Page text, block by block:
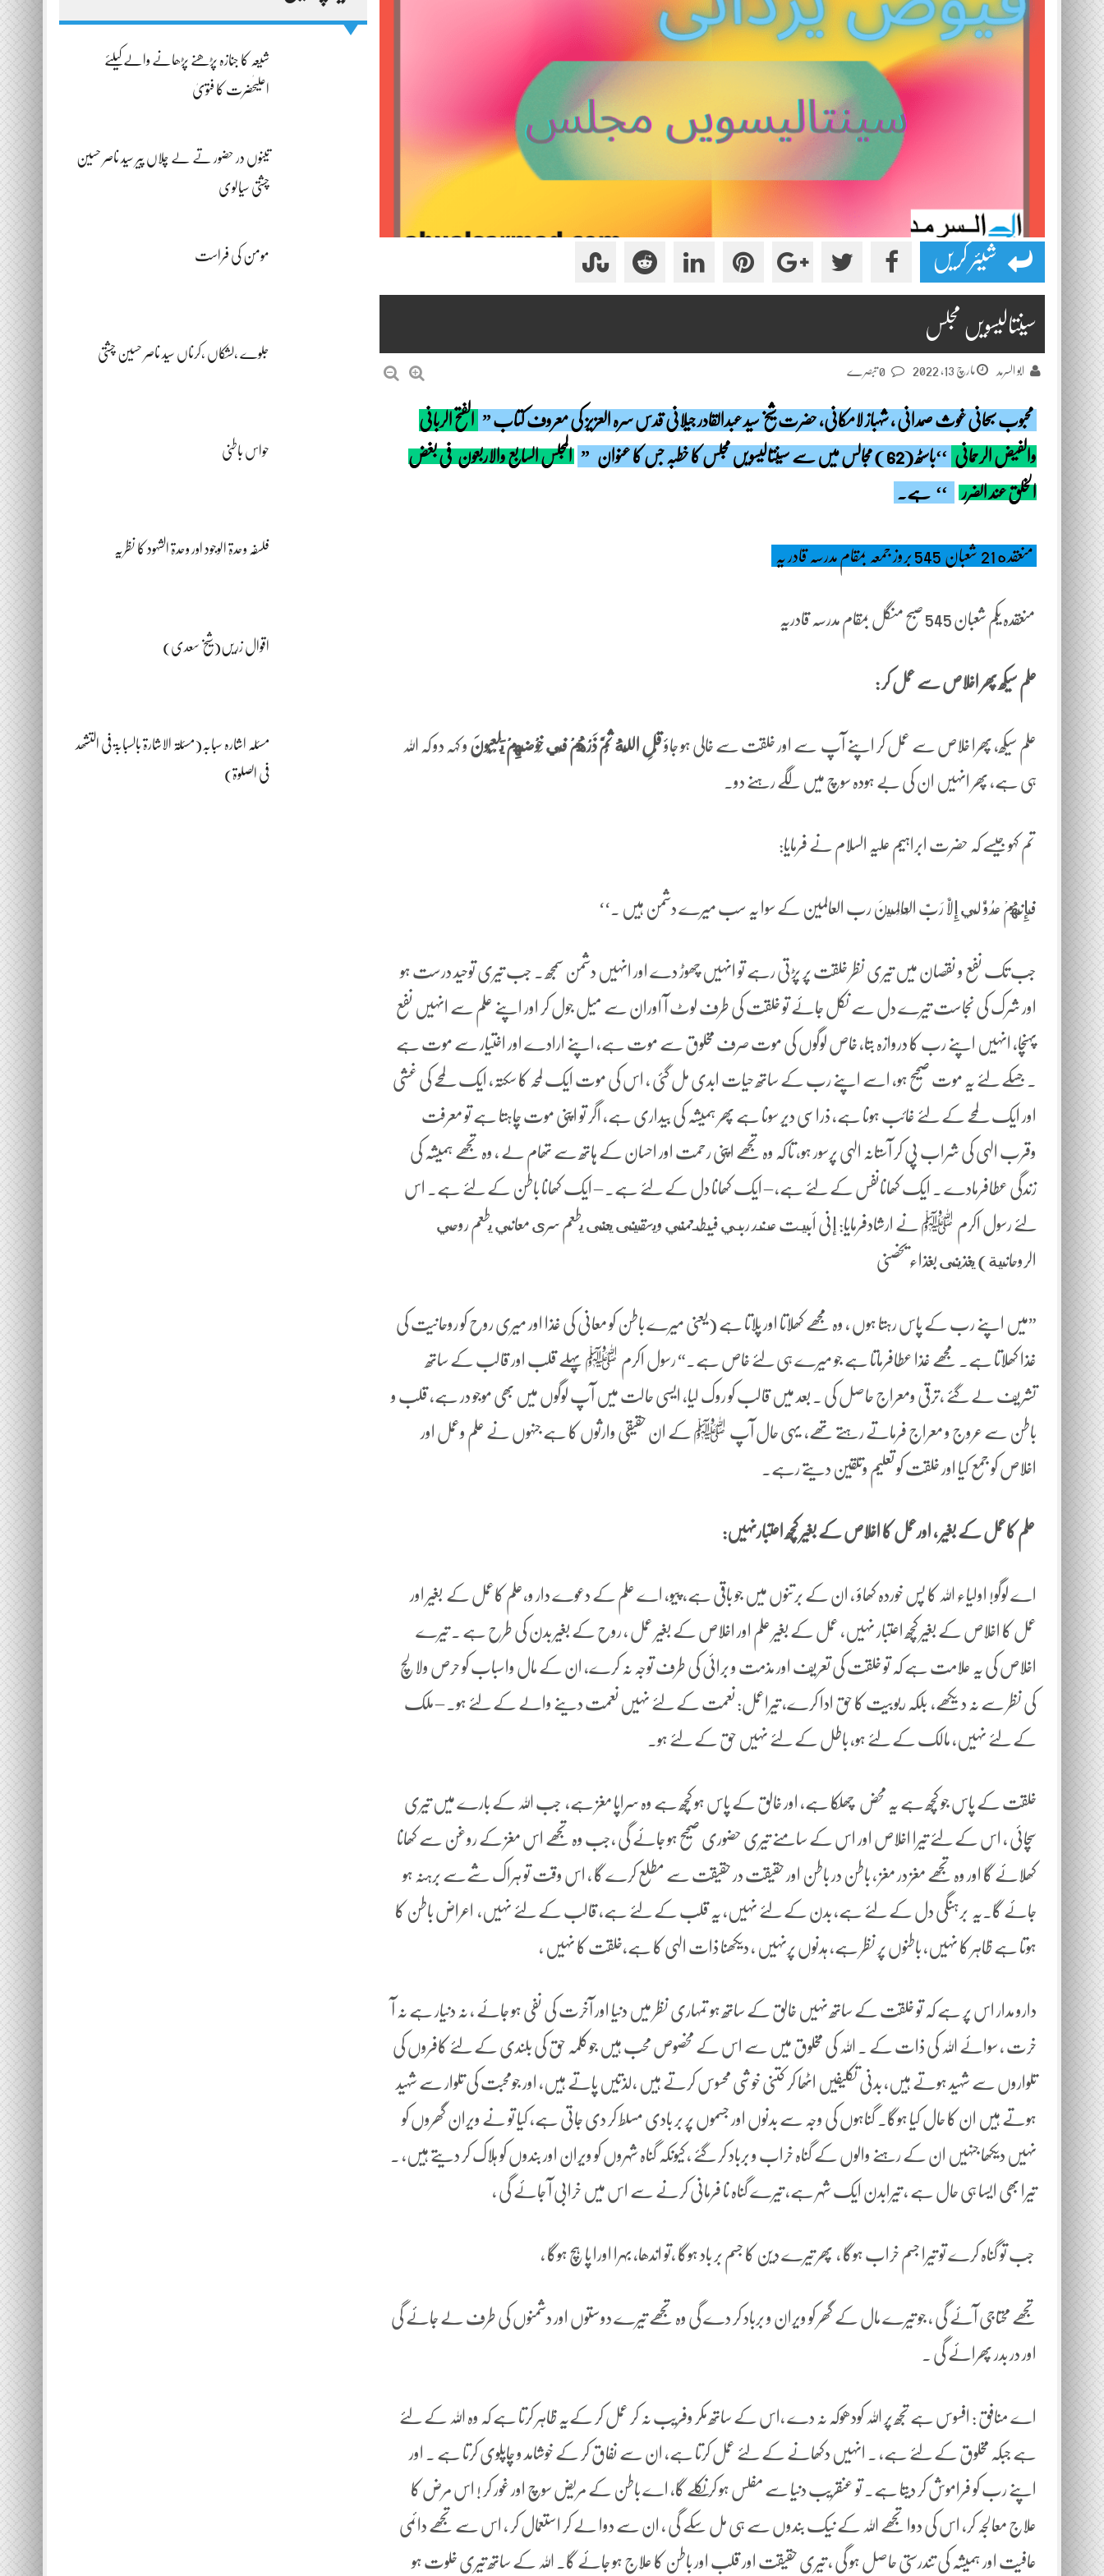
شیعہ کا جنازہ پڑھنے پڑھانے والےکیلئے
اعلیٰحضرت کا فتویٰ
تینوں در حضور تے لے چلاں پیر سید ناصر حسین
چشتی سیالوی
مومن کی فراست
جلوے ،لشکاں ،کرناں سید ناصر حسین چشتی
حواس باطنی
فلسفہ وحدۃ الوجود اور وحدۃ الشہود کا نظریہ
اقوال زریں(شیخ سعدی)
مسئلہ اشارہ سبابہ(مسئلۃ الاشارۃ بالسبابۃ فی التشھد
فی الصلوۃ)
شیئر کریں
سینتالیسویں مجلس
ابو السرمد مارچ 13, 2022
محبوب سبحانی غوث صمدانی ، شہباز لامکانی، حضرت شیخ سید عبدالقادر جیلانی قدس سرہ العزیز کی معروف کتاب ” الفتح الربانی
والفیض الرحمانی ‘‘باسٹھ (62 ) مجالس میں سے سینتالیسویں مجلس کا خطبہ جس کا عنوان ” المجلس السابع والاربعون فی بغض
الخلق عند الضرر ‘‘ ہے۔
منعقده 21 شعبان 545 بروز جمعہ بمقام مدرسہ قادر یہ
منعقدہ یکم شعبان 545 صبح منگل بمقام مدرسہ قادریہ
علم سیکھ پھر اخلاص سے عمل کر :
علم سیکھ، پھرا خلاص سے عمل کر اپنے آپ سے اور خلقت سے خالی ہو جاؤقُلِ اللَّهُ ثُمَّ ذَرْهُمْ فِي ‌خَوْضِهِمْ يَلْعَبُونَ و کہہ دو کہ اللہ
ہی ہے، پھر انہیں ان کی بے ہودہ سوچ میں لگے رہنے دو۔
تم کہو جیسے کہ حضرت ابراہیم علیہ السلام نے فرمایا:
فَإِنَّهُمْ ‌عَدُوٌّ ‌لِي إِلَّا رَبَّ الْعَالَمِينَ رب العالمین کے سوا یہ سب میرے دشمن ہیں ۔‘‘
جب تک نفع و نقصان میں تیری نظر خلقت پر پڑتی رہے تو انہیں چھوڑ دے اور انہیں دشمن سمجھ ۔ جب تیری توحید درست ہو
اور شرک کی نجاست تیرے دل سے نکل جائے تو خلقت کی طرف لوٹ آ اوران سے میل جول کر اور اپنے علم سے انہیں نفع
پہنچا، انہیں اپنے رب کا دروازہ بتا، خاص لوگوں کی موت صرف مخلوق سے موت ہے، اپنے ارادے اور اختیار سے موت ہے
۔جسکے لئے یہ موت صحیح ہو، اسے اپنے رب کے ساتھ حیات ابدی مل گئی ، اس کی موت ایک لمحہ کا سکتہ، ایک لمحے کی غشی
اور ایک لمحے کے لئے غائب ہونا ہے، ذراسی دیر سونا ہے پھر ہمیشہ کی بیداری ہے، اگر تو اپنی موت چاہتا ہے تو معرفت
وقرب الہی کی شراب پی کر آستانہ الہی پرسور ہو، تا کہ وہ تجھے اپنی رحمت اور احسان کے ہاتھ سے تھام لے ، وہ تجھے ہمیشہ کی
زندگی عطافرمادے ۔ ایک کھانانفس کے لئے ہے، – ایک کھانا دل کے لئے ہے۔ – ایک کھانا باطن کے لئے ہے۔ اس
لئے رسول اکرم ﷺ نے ارشادفرمایا: إنی أبيـت عـنـد ربـي فیـطـعمني ويسقينى يعنى يطعم سرى معاني يطعم روحي
الروحانية) يغذينى بغذاء یخصنی
”میں اپنے رب کے پاس رہتا ہوں ، وہ مجھے کھلاتا اور پلاتا ہے (یعنی میرے باطن کو معانی کی غذا اور میری روح کو روحانیت کی
غذا کھلاتا ہے۔ مجھے غذا عطافرماتا ہے جو میرے ہی لئے خاص ہے۔“ رسول اکرم ﷺ پہلے قلب اور قالب کے ساتھ
تشریف لے گئے ،ترقی ومعراج حاصل کی ۔ بعد میں قالب کو روک لیا، ایسی حالت میں آپ لوگوں میں بھی موجو در ہے، قلب و
باطن سے عروج و معراج فرماتے رہتے تھے، یہی حال آپ ﷺ کے ان حقیقی وارثوں کا ہے جنہوں نے علم وعمل اور
اخلاص کو جمع کیا اور خلقت کو تعلیم وتلقین دیتے رہے۔
علم کاعمل کے بغیر ، اورعمل کا اخلاص کے بغیر کچھ اعتبارنہیں:
اے لوگو! اولیاء اللہ کا پس خوردہ کھاؤ ، ان کے برتنوں میں جو باقی ہے، پیو، اے علم کے دعوے دار و،علم کاعمل کے بغیر اور
عمل کا اخلاص کے بغیر کچھ اعتبار نہیں، عمل کے بغیر علم اور اخلاص کے بغیر عمل ، روح کے بغیر بدن کی طرح ہے ۔ تیرے
اخلاص کی یہ علامت ہے کہ تو خلقت کی تعریف اور مذمت و برائی کی طرف توجہ نہ کرے، ان کے مال واسباب کو حرص ولالچ
کی نظر سے نہ دیکھے، بلکہ ربوبیت کا حق ادا کرے، تیراعمل: نعمت کے لئے نہیں نعمت دینے والے کے لئے ہو۔ – ملک
کے لئے نہیں، مالک کے لئے ہو، باطل کے لئے نہیں حق کے لئے ہو۔
خلقت کے پاس جو کچھ ہے یہ محض چھلکا ہے، اور خالق کے پاس ہو کچھ ہے وہ سراپا مغز ہے، جب اللہ کے بارے میں تیری
سچائی ، اس کے لئے تیرا اخلاص اور اس کے سامنے تیری حضوری صحیح ہو جائے گی ،جب وہ تجھے اس مغز کے روغن سے کھانا
کھلائے گا اور وہ تجھے مغز در مغز ، باطن در باطن اور حقیقت در حقیقت سے مطلع کرے گا ، اس وقت تو ہراک شےسے برہنہ ہو
جائے گا۔یہ برہنگی دل کے لئے ہے، بدن کے لئے نہیں، یہ قلب کے لئے ہے، قالب کے لئے نہیں، اعراض باطن کا
ہوتا ہے ظاہر کا نہیں، باطنوں پر نظر ہے، ہدنوں پرنہیں ، دیکھنا ذات الہی کا ہے،خلقت کا نہیں ،
دارو مدار اس پر ہے کہ تو خلقت کے ساتھ نہیں خالق کے ساتھ ہو تمہاری نظر میں دنیا اور آخرت کی نفی ہو جائے ، نہ دنیار ہے نہ آ
خرت ، سوائے اللہ کی ذات کے ۔ اللہ کی مخلوق میں سے اس کے مخصوص محب ہیں جوکلمہ حق کی بلندی کے لئے کافروں کی
تلواروں سے شہید ہوتے ہیں، بدنی تکلیفیں اٹھا کر کتنی خوشی محسوس کرتے ہیں ،لذتیں پاتے ہیں، اور جومحبت کی تلوار سے شہید
ہوتے ہیں ان کا حال کیا ہوگا۔ گناہوں کی وجہ سے بدنوں اور جسموں پر بر بادی مسلط کر دی جاتی ہے، کیا تو نے ویران گھروں کو
نہیں دیکھا جنہیں ان کے رہنے والوں کے گناہ خراب و برباد کر گئے ، کیونکہ گناہ شہروں کو ویران اور بندوں کو ہلاک کر دیتے ہیں، ۔
تیرا بھی ایسا ہی حال ہے ، تیرابدن ایک شہر ہے، تیرے گناہ نا فرمانی کرنے سے اس میں خرابی آ جائے گی ،
جب تو گناہ کرے تو تیرا جسم خراب ہوگا ، پھر تیرے دین کا جسم بر باد ہوگا ،تو اندھا، بہرا اورا پاہچ ہوگا ،
تجھے محتاجی آئے گی ، جو تیرے مال کے گھر کو ویران و برباد کر دے گی وہ تجھے تیرے دوستوں اور دشمنوں کی طرف لے جائے گی
اور در بدر پھرائے گی ۔
اے منافق : افسوس ہے تجھ پر اللہ کودھوکہ نہ دے ،اس کے ساتھ مکر وفریب نہ کر عمل کر کےیہ ظاہر کرتا ہے کہ وہ اللہ کے لئے
ہے جبکہ مخلوق کے لئے ہے، ۔ انہیں دکھانے کے لئے عمل کرتا ہے، ان سے نفاق کر کے خوشامد و چاپلوی کرتا ہے ۔ اور
اپنے رب کو فراموش کر دیتا ہے۔ تو عنقریب دنیا سے مفلس ہو کر نکلے گا، اے باطن کے مریض سوچ اور غور کر ! اس مرض کا
علاج معالجہ کر، اس کی دوا تجھے اللہ کے نیک بندوں سے ہی مل سکے گی ، ان سے دوا لے کر استعمال کر ، اس سے تجھے دائمی
عافیت اور ہمیشہ کی تندرستی حاصل ہو گی ، تیری حقیقت اور قلب اور باطن کا علاج ہو جائے گا۔ اللہ کے ساتھ تیری خلوت ہو